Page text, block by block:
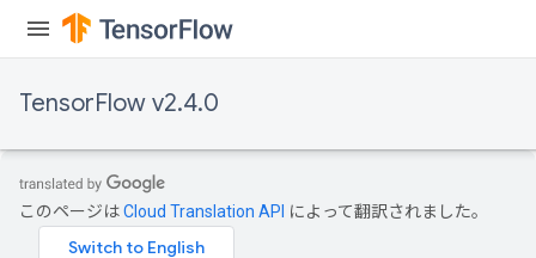
TensorFlow v2.4.0
このページはCloud Translation API によって翻訳されました。